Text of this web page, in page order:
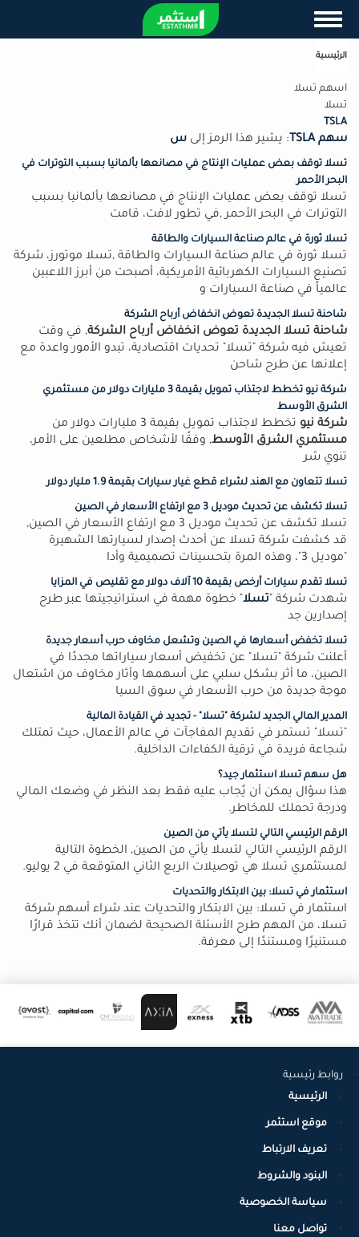
المحتوى
الرئيسي
Toggle navigation
الرئيسية
اسهم تسلا
تسلا
TSLA
سهم TSLA : يشير هذا الرمز إلى س
تسلا توقف بعض عمليات الإنتاج في مصانعها بألمانيا بسبب التوترات في
البحر الأحمر
تسلا توقف بعض عمليات الإنتاج في مصانعها بألمانيا بسبب
التوترات في البحر الأحمر ,في تطور لافت، قامت
تسلا ثورة في عالم صناعة السيارات والطاقة
تسلا ثورة في عالم صناعة السيارات والطاقة ,تسلا موتورز، شركة
تصنيع السيارات الكهربائية الأمريكية، أصبحت من أبرز اللاعبين
عالمياً في صناعة السيارات و
شاحنة تسلا الجديدة تعوض انخفاض أرباح الشركة
شاحنة تسلا الجديدة تعوض انخفاض أرباح الشركة, في وقت
تعيش فيه شركة "تسلا" تحديات اقتصادية، تبدو الأمور واعدة مع
إعلانها عن طرح شاحن
شركة نيو تخطط لاجتذاب تمويل بقيمة 3 مليارات دولار من مستثمري
الشرق الأوسط
شركة نيو تخطط لاجتذاب تمويل بقيمة 3 مليارات دولار من
مستثمري الشرق الأوسط, وفقًا لأشخاص مطلعين على الأمر،
تنوي شر
تسلا تتعاون مع الهند لشراء قطع غيار سيارات بقيمة 1.9 مليار دولار
تسلا تكشف عن تحديث موديل 3 مع ارتفاع الأسعار في الصين
تسلا تكشف عن تحديث موديل 3 مع ارتفاع الأسعار في الصين,
قد كشفت شركة تسلا عن أحدث إصدار لسيارتها الشهيرة
"موديل 3"، وهذه المرة بتحسينات تصميمية وأدا
تسلا تقدم سيارات أرخص بقيمة 10 آلاف دولار مع تقليص في المزايا
شهدت شركة " تسلا " خطوة مهمة في استراتيجيتها عبر طرح
إصدارين جد
تسلا تخفض أسعارها في الصين وتشعل مخاوف حرب أسعار جديدة
أعلنت شركة "تسلا" عن تخفيض أسعار سياراتها مجددًا في
الصين، ما أثر بشكل سلبي على أسهمها وأثار مخاوف من اشتعال
موجة جديدة من حرب الأسعار في سوق السيا
المدير المالي الجديد لشركة "تسلا" - تجديد في القيادة المالية
"تسلا" تستمر في تقديم المفاجآت في عالم الأعمال، حيث تمتلك
شجاعة فريدة في ترقية الكفاءات الداخلية.
هل سهم تسلا استثمار جيد؟
هذا سؤال يمكن أن يُجاب عليه فقط بعد النظر في وضعك المالي
ودرجة تحملك للمخاطر.
الرقم الرئيسي التالي لتسلا يأتي من الصين
الرقم الرئيسي التالي لتسلا يأتي من الصين, الخطوة التالية
لمستثمري تسلا هي توصيلات الربع الثاني المتوقعة في 2 يوليو.
استثمار في تسلا: بين الابتكار والتحديات
استثمار في تسلا: بين الابتكار والتحديات عند شراء أسهم شركة
تسلا، من المهم طرح الأسئلة الصحيحة لضمان أنك تتخذ قرارًا
مستنيرًا ومستندًا إلى معرفة.
روابط رئيسية
الرئيسية
موقع استثمر
تعريف الارتباط
البنود والشروط
سياسة الخصوصية
تواصل معنا